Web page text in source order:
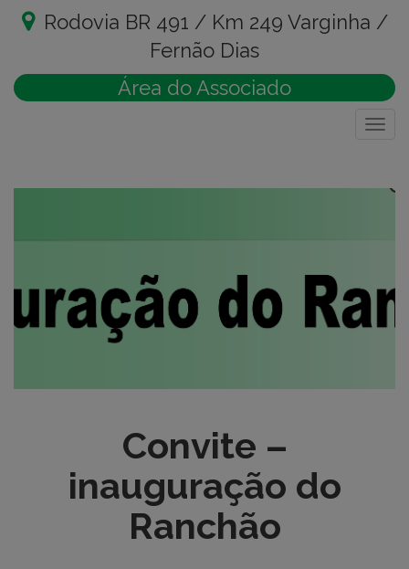
Rodovia BR 491 / Km 249 Varginha /
Fernão Dias
Área do Associado
Convite –
inauguração do
Ranchão